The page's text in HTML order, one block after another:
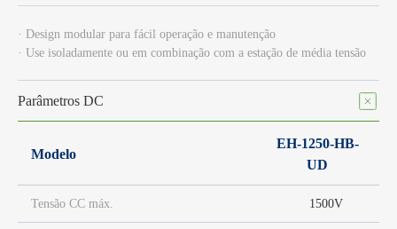
· Design modular para fácil operação e manutenção
· Use isoladamente ou em combinação com a estação de média tensão
Parâmetros DC
Modelo
EH-1250-HB-
UD
Tensão CC máx. 1500V